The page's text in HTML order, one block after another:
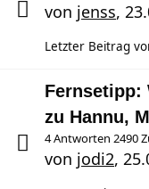
von jenss,
Letzter Beitrag
Fernsetipp:
zu Hannu,
4 Antworten 2490
von jodi2,